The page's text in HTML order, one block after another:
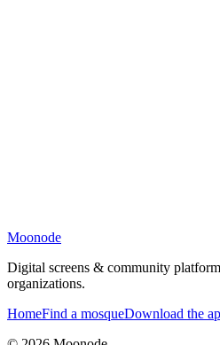
Moonode
Digital screens & community
organizations.
HomeFind a mosqueDownload the